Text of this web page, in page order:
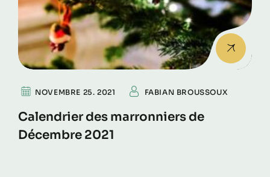
NOVEMBRE 25. 2021 FABIAN BROUSSOUX
Calendrier des marronniers de
Décembre 2021